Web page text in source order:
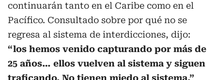
continuarán tanto en el Caribe como en el
Pacífico. Consultado sobre por qué no se
regresa al sistema de interdicciones, dijo:
“los hemos venido capturando por más de
25 años… ellos vuelven al sistema y siguen
traficando. No tienen miedo al sistema.”